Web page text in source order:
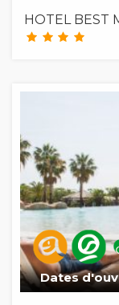
HOTEL BEST
Dates